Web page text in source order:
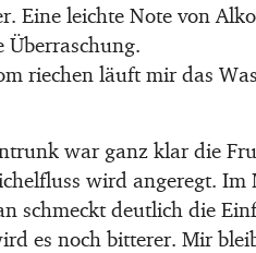
Eine leichte Note von
Überraschung.
riechen läuft mir das
war ganz klar die
wird angeregt. Im
schmeckt deutlich die
es noch bitterer. Mir